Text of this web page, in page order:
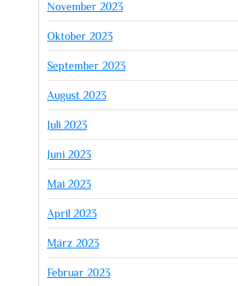
November 2023
Oktober 2023
September 2023
August 2023
Juli 2023
Juni 2023
Mai 2023
April 2023
März 2023
Februar 2023